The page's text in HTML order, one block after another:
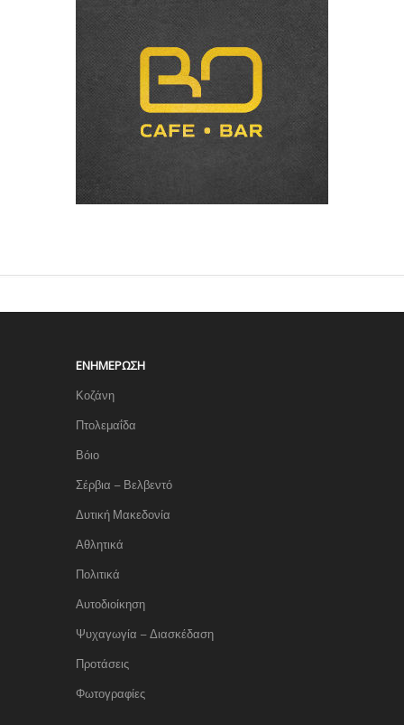
ΕΝΗΜΈΡΩΣΗ
Κοζάνη
Πτολεμαΐδα
Βόιο
Σέρβια – Βελβεντό
Δυτική Μακεδονία
Αθλητικά
Πολιτικά
Αυτοδιοίκηση
Ψυχαγωγία – Διασκέδαση
Προτάσεις
Φωτογραφίες